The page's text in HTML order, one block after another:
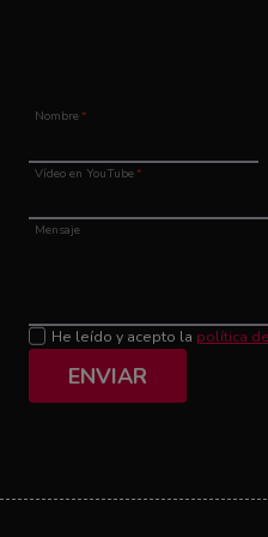
Nombre*
Vídeo en YouTube*
Mensaje
He leído y acepto la política
ENVIAR